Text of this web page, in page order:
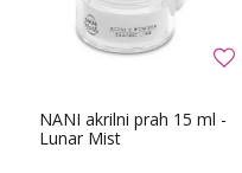
NANI akrilni prah 15 ml -
Lunar Mist